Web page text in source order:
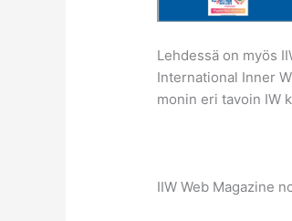
Lehdessä on myös
International Inner
monin eri tavoin IW
IIW Web Magazine